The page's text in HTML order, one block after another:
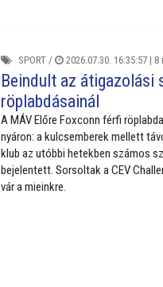
SPORT/ 2026.07.30. 16:35:57 | 8
Beindult az átigazolási
röplabdásainál
A MÁV Előre Foxconn férfi
nyáron: a kulcsemberek mellett
klub az utóbbi hetekben számos
bejelentett. Sorsoltak a CEV
vár a mieinkre.